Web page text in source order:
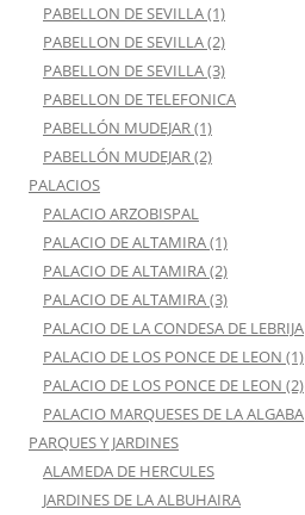
PABELLON DE SEVILLA (1)
PABELLON DE SEVILLA (2)
PABELLON DE SEVILLA (3)
PABELLON DE TELEFONICA
PABELLÓN MUDEJAR (1)
PABELLÓN MUDEJAR (2)
PALACIOS
PALACIO ARZOBISPAL
PALACIO DE ALTAMIRA (1)
PALACIO DE ALTAMIRA (2)
PALACIO DE ALTAMIRA (3)
PALACIO DE LA CONDESA DE LEBRIJA
PALACIO DE LOS PONCE DE LEON (1)
PALACIO DE LOS PONCE DE LEON (2)
PALACIO MARQUESES DE LA ALGABA
PARQUES Y JARDINES
ALAMEDA DE HERCULES
JARDINES DE LA ALBUHAIRA